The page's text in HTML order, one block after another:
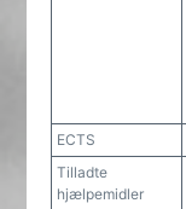
ECTS
Tilladte
hjælpemidler